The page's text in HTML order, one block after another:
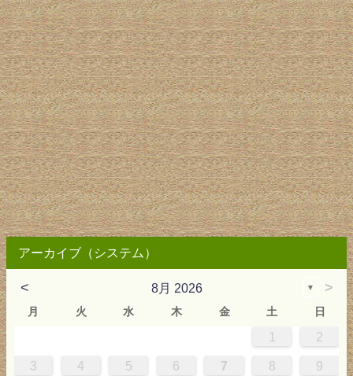
アーカイブ（システム）
< 8月 2026 ▼ >
月 火 水 木 金 土 日
1 2
3 4 5 6 7 8 9